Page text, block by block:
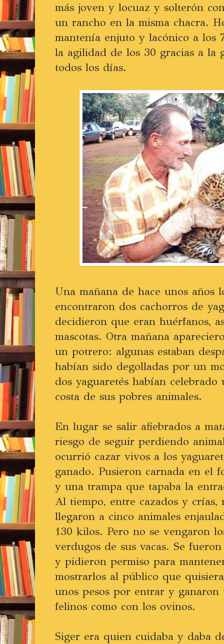
más joven y locuaz y solterón
un rancho en la misma chacra.
mantenía enjuto y lacónico a los
la agilidad de los 30 gracias a la
todos los días.
Una mañana de hace unos años
encontraron dos cachorros de
decidieron que eran huérfanos,
mascotas. Otra mañana
un potrero: algunas estaban
habían sido degolladas por un
dos yaguaretés habían
costa de sus pobres animales.
En lugar se salir afiebrados a
riesgo de seguir perdiendo
ocurrió cazar vivos a los
ganado. Pusieron carnada en el
y una trampa que tapaba la
Al tiempo, entre cazados y crías,
llegaron a cinco animales
130 kilos. Pero no se vengaron
verdugos de sus vacas. Se
y pidieron permiso para
mostrarlos al público que
unos pesos por entrar y
felinos como con los ovinos.
Siger era quien cuidaba y daba